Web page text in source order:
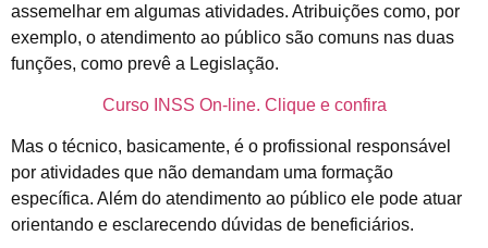
assemelhar em algumas atividades. Atribuições como, por
exemplo, o atendimento ao público são comuns nas duas
funções, como prevê a Legislação.
Curso INSS On-line. Clique e confira
Mas o técnico, basicamente, é o profissional responsável
por atividades que não demandam uma formação
específica. Além do atendimento ao público ele pode atuar
orientando e esclarecendo dúvidas de beneficiários.